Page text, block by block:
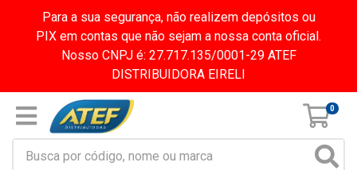
Para a sua segurança, não realizem depósitos ou
PIX em contas que não sejam a nossa conta oficial.
Nosso CNPJ é: 27.717.135/0001-29 ATEF
DISTRIBUIDORA EIRELI
0